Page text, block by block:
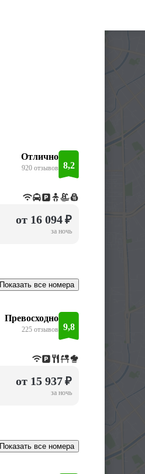
Отлично
920 отзывов 8,2
от 16 094 ₽
за ночь
Показать все номера
Превосходно
225 отзывов 9,8
от 15 937 ₽
за ночь
Показать все номера